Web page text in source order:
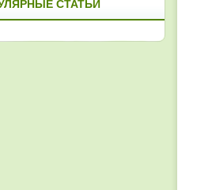
СТАТЬИ